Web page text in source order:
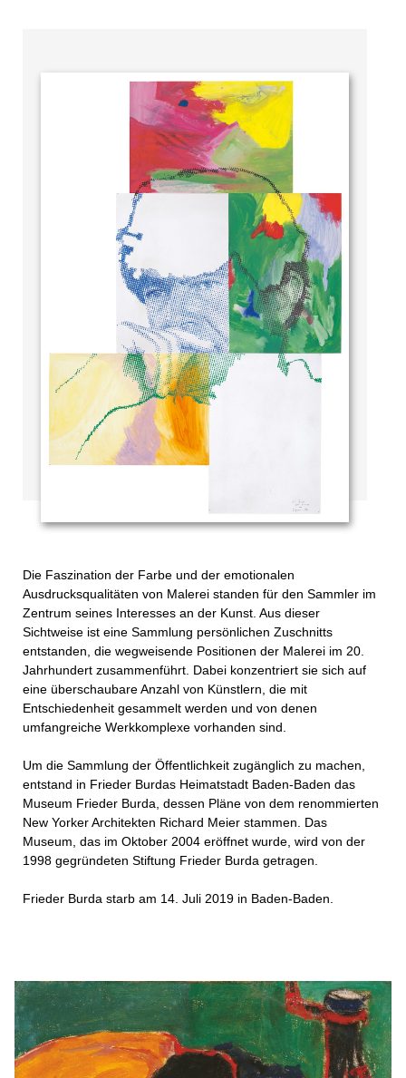
Die Faszination der Farbe und der emotionalen
Ausdrucksqualitäten von Malerei standen für den Sammler im
Zentrum seines Interesses an der Kunst. Aus dieser
Sichtweise ist eine Sammlung persönlichen Zuschnitts
entstanden, die wegweisende Positionen der Malerei im 20.
Jahrhundert zusammenführt. Dabei konzentriert sie sich auf
eine überschaubare Anzahl von Künstlern, die mit
Entschiedenheit gesammelt werden und von denen
umfangreiche Werkkomplexe vorhanden sind.
Um die Sammlung der Öffentlichkeit zugänglich zu machen,
entstand in Frieder Burdas Heimatstadt Baden-Baden das
Museum Frieder Burda, dessen Pläne von dem renommierten
New Yorker Architekten Richard Meier stammen. Das
Museum, das im Oktober 2004 eröffnet wurde, wird von der
1998 gegründeten Stiftung Frieder Burda getragen.
Frieder Burda starb am 14. Juli 2019 in Baden-Baden.